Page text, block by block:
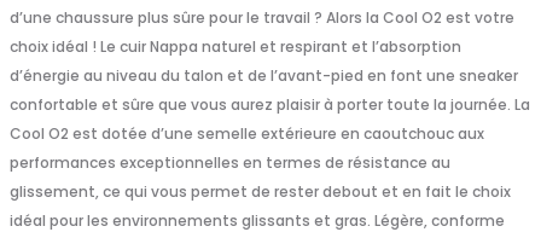
d’une chaussure plus sûre pour le travail ? Alors la Cool O2 est votre
choix idéal ! Le cuir Nappa naturel et respirant et l’absorption
d’énergie au niveau du talon et de l’avant-pied en font une sneaker
confortable et sûre que vous aurez plaisir à porter toute la journée. La
Cool O2 est dotée d’une semelle extérieure en caoutchouc aux
performances exceptionnelles en termes de résistance au
glissement, ce qui vous permet de rester debout et en fait le choix
idéal pour les environnements glissants et gras. Légère, conforme